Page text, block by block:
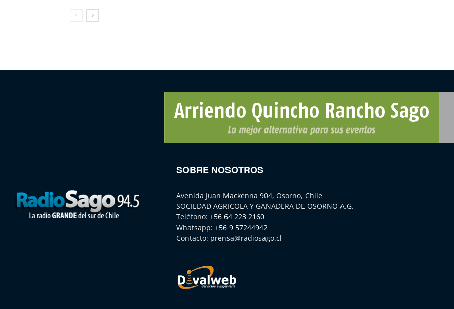
SOBRE NOSOTROS
Avenida Juan Mackenna 904, Osorno, Chile
SOCIEDAD AGRICOLA Y GANADERA DE OSORNO A.G.
Teléfono: +56 64 223 2160
Whatsapp: +56 9 57244942
Contacto: prensa@radiosago.cl